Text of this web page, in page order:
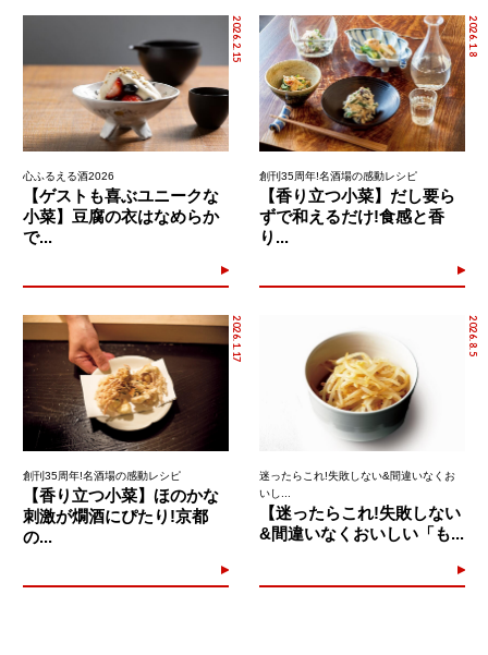
2026.2.15
心ふるえる酒2026
【ゲストも喜ぶユニークな
小菜】豆腐の衣はなめらか
で...
2026.1.8
創刊35周年!名酒場の感動レシピ
【香り立つ小菜】だし要ら
ずで和えるだけ!食感と香
り...
2026.1.17
創刊35周年!名酒場の感動レシピ
【香り立つ小菜】ほのかな
刺激が燗酒にぴたり!京都
の...
2026.8.5
迷ったらこれ!失敗しない&間違いなくお
いし...
【迷ったらこれ!失敗しない
&間違いなくおいしい「も...